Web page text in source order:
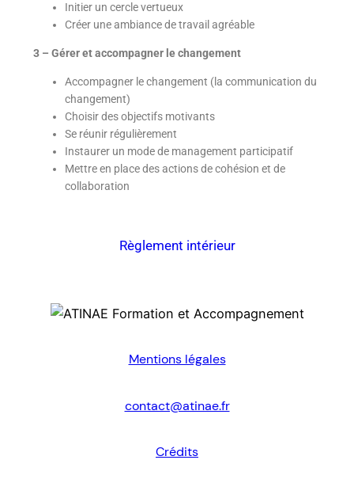
Initier un cercle vertueux
Créer une ambiance de travail agréable
3 – Gérer et accompagner le changement
Accompagner le changement (la communication du
changement)
Choisir des objectifs motivants
Se réunir régulièrement
Instaurer un mode de management participatif
Mettre en place des actions de cohésion et de
collaboration
Règlement intérieur
Mentions légales
contact@atinae.fr
Crédits